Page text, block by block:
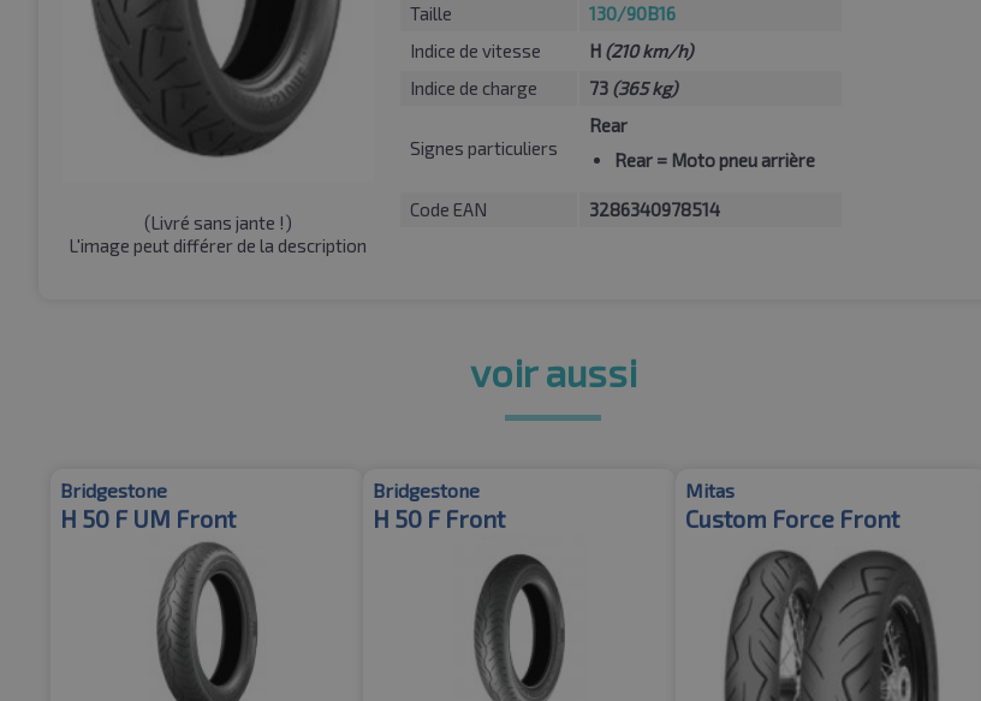
(Livré sans jante !)
L'image peut différer de la description
Taille
130/90B16
Indice de vitesse
H (210 km/h)
Indice de charge
73 (365 kg)
Signes particuliers
Rear
Rear= Moto pneu arrière
Code EAN 3286340978514
voir aussi
Bridgestone
H 50 F UM Front
Bridgestone
H 50 F Front
Mitas
Custom Force Front